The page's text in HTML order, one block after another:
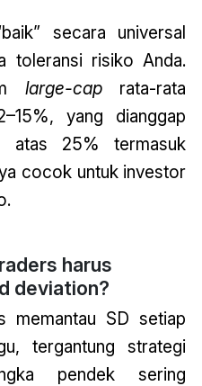
secara universal
toleransi risiko Anda.
large-caprata-rata
yang dianggap
atas 25% termasuk
cocok untuk investor
harus
deviation?
memantau SD setiap
tergantung strategi
pendek sering